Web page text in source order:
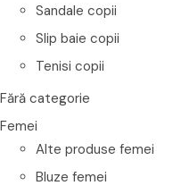
Sandale copii
Slip baie copii
Tenisi copii
Fără categorie
Femei
Alte produse femei
Bluze femei